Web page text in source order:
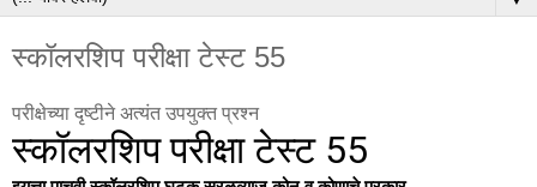
स्कॉलरशिप परीक्षा टेस्ट 55
परीक्षेच्या दृष्टीने अत्यंत उपयुक्त प्रश्न